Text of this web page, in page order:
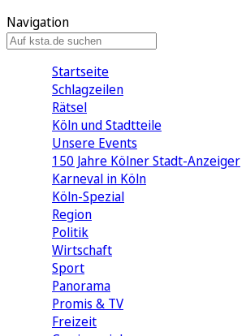
Navigation
Startseite
Schlagzeilen
Rätsel
Köln und Stadtteile
Unsere Events
150 Jahre Kölner Stadt-Anzeiger
Karneval in Köln
Köln-Spezial
Region
Politik
Wirtschaft
Sport
Panorama
Promis & TV
Freizeit